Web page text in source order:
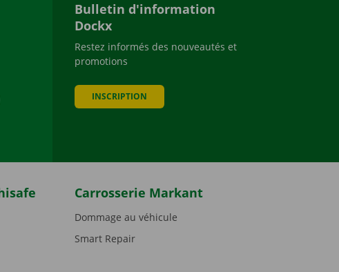
YouTube
Bulletin d'information
Dockx
Restez informés des nouveautés et
promotions
INSCRIPTION
Carrosserie Markant
Dommage au véhicule
Smart Repair